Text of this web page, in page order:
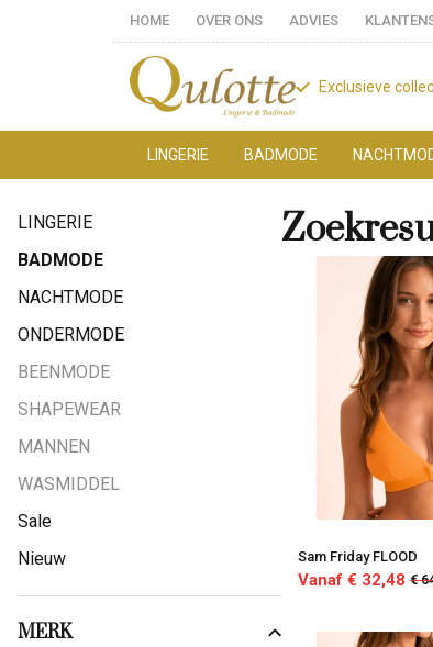
HOME OVER ONS ADVIES
Exclusieve
LINGERIE BADMODE
Zoekresultaten
voor
'sam
Qulotte
LINGERIE
BADMODE
NACHTMODE
ONDERMODE
BEENMODE
SHAPEWEAR
MANNEN
WASMIDDEL
Sale
Nieuw
MERK
Sam Friday FLOOD
Vanaf € 32,48 €